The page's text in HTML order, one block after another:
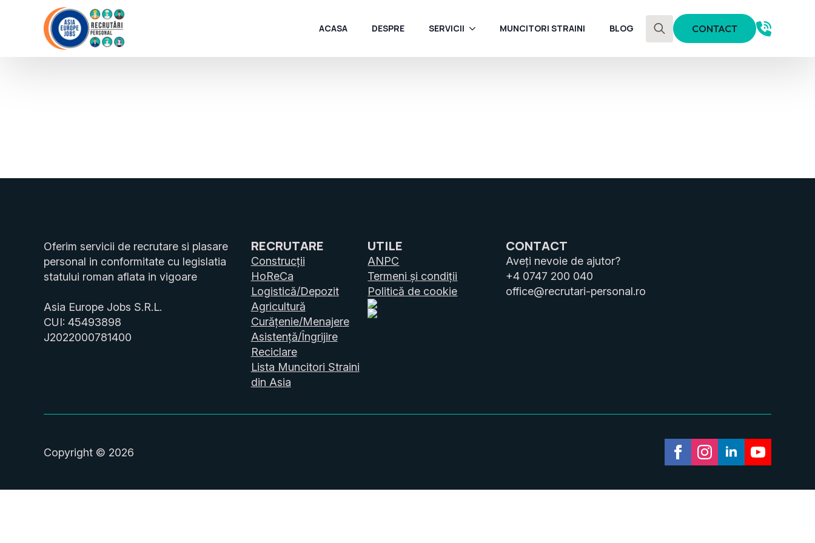
ACASA DESPRE SERVICII MUNCITORI STRAINI BLOG CONTACT
Oferim servicii de recrutare si plasare
personal in conformitate cu legislatia
statului roman aflata in vigoare
Asia Europe Jobs S.R.L.
CUI: 45493898
J2022000781400
RECRUTARE
Construcții
HoReCa
Logistică/Depozit
Agricultură
Curățenie/Menajere
Asistență/Îngrijire
Reciclare
Lista Muncitori Straini
din Asia
UTILE
ANPC
Termeni și condiții
Politică de cookie
CONTACT
Aveți nevoie de ajutor?
+4 0747 200 040
office@recrutari-personal.ro
Copyright © 2026